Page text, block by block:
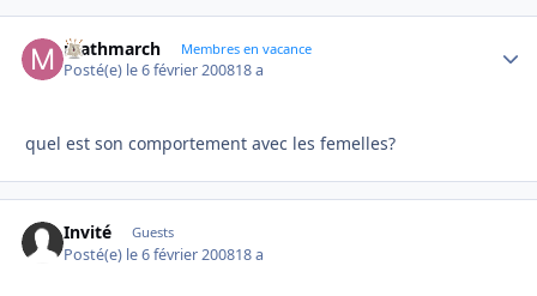
mathmarch Membres en vacance
Posté(e) le 6 février 200818 a
quel est son comportement avec les femelles?
Invité Guests
Posté(e) le 6 février 200818 a